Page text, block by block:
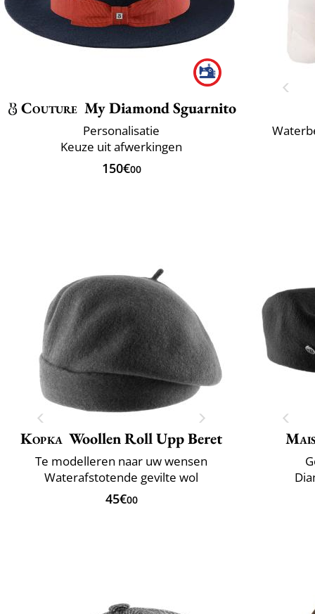
Couture My Diamond Sguarnito
Personalisatie
Keuze uit afwerkingen
150€00
Kopka Woollen Roll Upp Beret
Te modelleren naar uw wensen
Waterafstotende gevilte wol
45€00